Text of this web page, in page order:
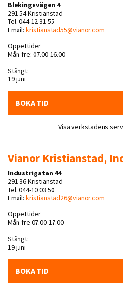
Blekingevägen 4
291 54 Kristianstad
Tel. 044-12 31 55
Email: kristianstad55@vianor.com
Öppettider
Mån-fre: 07.00-16.00
Stängt:
19 juni
BOKA TID
Visa verkstadens
Vianor Kristianstad,
Industrigatan 44
291 36 Kristianstad
Tel. 044-10 03 50
Email: kristianstad26@vianor.com
Öppettider
Mån-fre 07.00-17.00
Stängt:
19 juni
BOKA TID